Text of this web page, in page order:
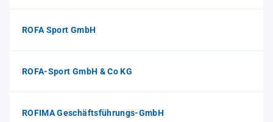
ROFA Sport GmbH
ROFA-Sport GmbH & Co KG
ROFIMA Geschäftsführungs-GmbH